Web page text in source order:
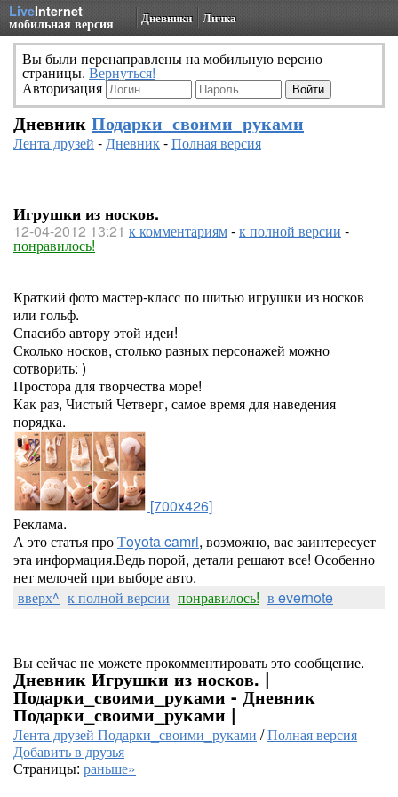
LiveInternet
мобильная версия Дневники Личка
Вы были перенаправлены на мобильную версию
страницы. Вернуться!
Авторизация
Дневник Подарки_своими_руками
Лента друзей -Дневник-Полная версия
Игрушки из носков.
12-04-2012 13:21 к комментариям-к полной версии -
понравилось!
Краткий фото мастер-класс по шитью игрушки из носков
или гольф.
Спасибо автору этой идеи!
Сколько носков, столько разных персонажей можно
сотворить: )
Простора для творчества море!
Как раз, Чистый Четверг, самое время для наведения
порядка.
[700x426]
Реклама.
А это статья проТoyota camri, возможно, вас заинтересует
эта информация.Ведь порой, детали решают все! Особенно
нет мелочей при выборе авто.
вверх^ к полной версии понравилось! в evernote
Вы сейчас не можете прокомментировать это сообщение.
Дневник Игрушки из носков. |
Подарки_своими_руками - Дневник
Подарки_своими_руками |
Лента друзей Подарки_своими_руками /Полная версия
Добавить в друзья
Страницы: раньше»